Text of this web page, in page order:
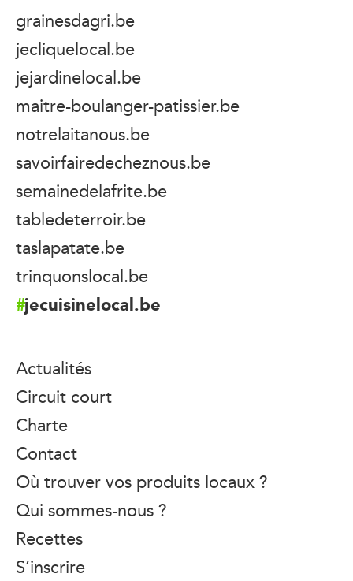
grainesdagri.be
jecliquelocal.be
jejardinelocal.be
maitre-boulanger-patissier.be
notrelaitanous.be
savoirfairedecheznous.be
semainedelafrite.be
tabledeterroir.be
taslapatate.be
trinquonslocal.be
jecuisinelocal.be
Actualités
Circuit court
Charte
Contact
Où trouver vos produits locaux ?
Qui sommes-nous ?
Recettes
S’inscrire